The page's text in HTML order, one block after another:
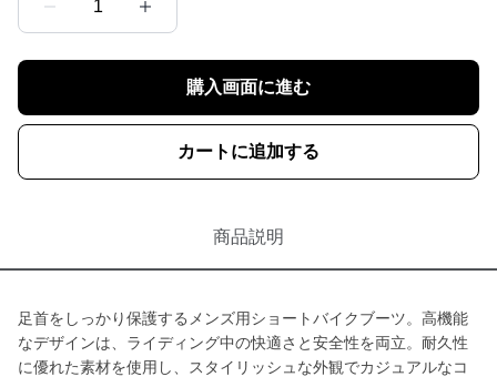
1
購入画面に進む
カートに追加する
商品説明
足首をしっかり保護するメンズ用ショートバイクブーツ。高機能
なデザインは、ライディング中の快適さと安全性を両立。耐久性
に優れた素材を使用し、スタイリッシュな外観でカジュアルなコ